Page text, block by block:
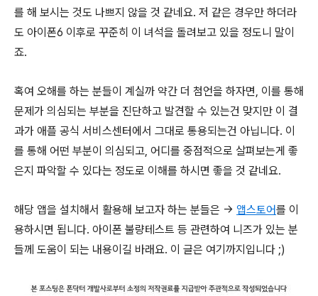
를 해 보시는 것도 나쁘지 않을 것 같네요. 저 같은 경우만 하더라
도 아이폰6 이후로 꾸준히 이 녀석을 돌려보고 있을 정도니 말이
죠.
혹여 오해를 하는 분들이 계실까 약간 더 첨언을 하자면, 이를 통해
문제가 의심되는 부분을 진단하고 발견할 수 있는건 맞지만 이 결
과가 애플 공식 서비스센터에서 그대로 통용되는건 아닙니다. 이
를 통해 어떤 부분이 의심되고, 어디를 중점적으로 살펴보는게 좋
은지 파악할 수 있다는 정도로 이해를 하시면 좋을 것 같네요.
해당 앱을 설치해서 활용해 보고자 하는 분들은 → 앱스토어를 이
용하시면 됩니다. 아이폰 불량테스트 등 관련하여 니즈가 있는 분
들께 도움이 되는 내용이길 바래요. 이 글은 여기까지입니다 ;)